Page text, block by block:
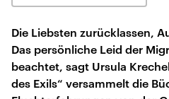
Die Liebsten zurücklassen,
Das persönliche Leid der
beachtet, sagt Ursula
des Exils“ versammelt die